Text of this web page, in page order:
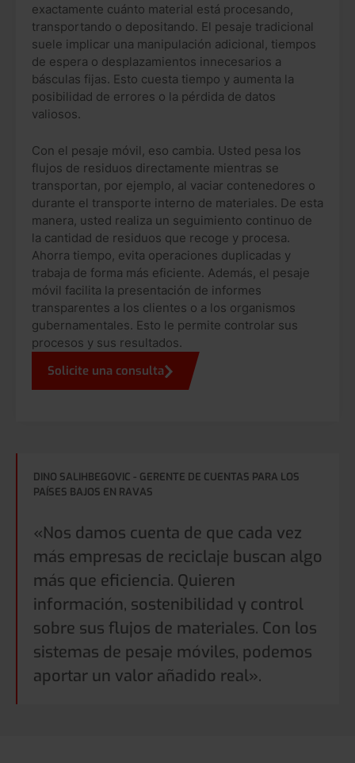
exactamente cuánto material está procesando,
transportando o depositando. El pesaje tradicional
suele implicar una manipulación adicional, tiempos
de espera o desplazamientos innecesarios a
básculas fijas. Esto cuesta tiempo y aumenta la
posibilidad de errores o la pérdida de datos
valiosos.
Con el pesaje móvil, eso cambia. Usted pesa los
flujos de residuos directamente mientras se
transportan, por ejemplo, al vaciar contenedores o
durante el transporte interno de materiales. De esta
manera, usted realiza un seguimiento continuo de
la cantidad de residuos que recoge y procesa.
Ahorra tiempo, evita operaciones duplicadas y
trabaja de forma más eficiente. Además, el pesaje
móvil facilita la presentación de informes
transparentes a los clientes o a los organismos
gubernamentales. Esto le permite controlar sus
procesos y sus resultados.
Solicite una consulta
DINO SALIHBEGOVIC - GERENTE DE CUENTAS PARA LOS
PAÍSES BAJOS EN RAVAS
«Nos damos cuenta de que cada vez
más empresas de reciclaje buscan algo
más que eficiencia. Quieren
información, sostenibilidad y control
sobre sus flujos de materiales. Con los
sistemas de pesaje móviles, podemos
aportar un valor añadido real».